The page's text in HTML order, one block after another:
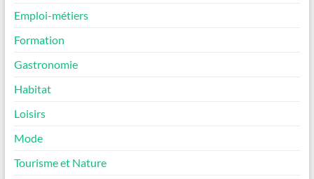
Emploi-métiers
Formation
Gastronomie
Habitat
Loisirs
Mode
Tourisme et Nature